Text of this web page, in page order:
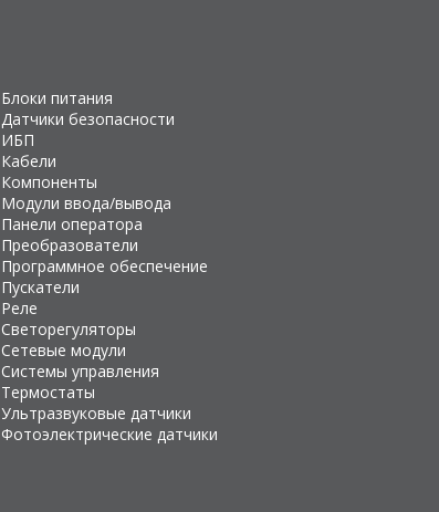
Блоки питания
Датчики безопасности
ИБП
Кабели
Компоненты
Модули ввода/вывода
Панели оператора
Преобразователи
Программное обеспечение
Пускатели
Реле
Светорегуляторы
Сетевые модули
Системы управления
Термостаты
Ультразвуковые датчики
Фотоэлектрические датчики